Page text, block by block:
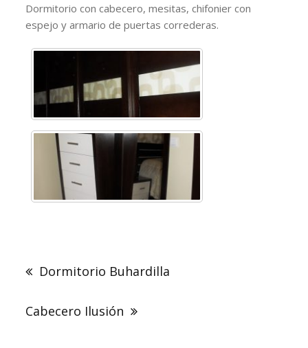
Dormitorio con cabecero, mesitas, chifonier con
espejo y armario de puertas correderas.
de
entradas
Dormitorio Buhardilla
Cabecero Ilusión